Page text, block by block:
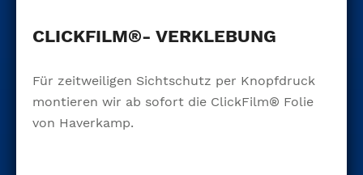
CLICKFILM®- VERKLEBUNG
Für zeitweiligen Sichtschutz per Knopfdruck
montieren wir ab sofort die ClickFilm® Folie
von Haverkamp.